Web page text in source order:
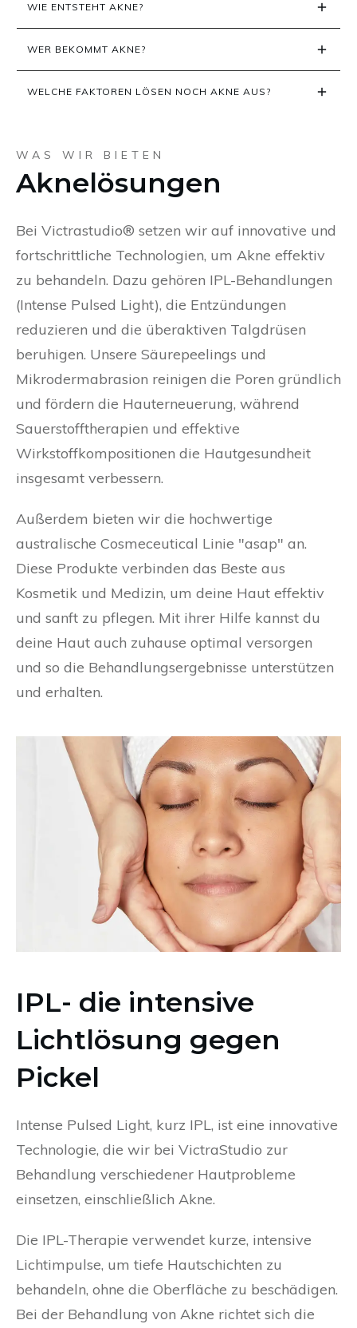
WIE ENTSTEHT AKNE?
WER BEKOMMT AKNE?
WELCHE FAKTOREN LÖSEN NOCH AKNE AUS?
WAS WIR BIETEN
Aknelösungen
Bei Victrastudio® setzen wir auf innovative und
fortschrittliche Technologien, um Akne effektiv
zu behandeln. Dazu gehören IPL-Behandlungen
(Intense Pulsed Light), die Entzündungen
reduzieren und die überaktiven Talgdrüsen
beruhigen. Unsere Säurepeelings und
Mikrodermabrasion reinigen die Poren gründlich
und fördern die Hauterneuerung, während
Sauerstofftherapien und effektive
Wirkstoffkompositionen die Hautgesundheit
insgesamt verbessern.
Außerdem bieten wir die hochwertige
australische Cosmeceutical Linie "asap" an.
Diese Produkte verbinden das Beste aus
Kosmetik und Medizin, um deine Haut effektiv
und sanft zu pflegen. Mit ihrer Hilfe kannst du
deine Haut auch zuhause optimal versorgen
und so die Behandlungsergebnisse unterstützen
und erhalten.
IPL- die intensive
Lichtlösung gegen
Pickel
Intense Pulsed Light, kurz IPL, ist eine innovative
Technologie, die wir bei VictraStudio zur
Behandlung verschiedener Hautprobleme
einsetzen, einschließlich Akne.
Die IPL-Therapie verwendet kurze, intensive
Lichtimpulse, um tiefe Hautschichten zu
behandeln, ohne die Oberfläche zu beschädigen.
Bei der Behandlung von Akne richtet sich die